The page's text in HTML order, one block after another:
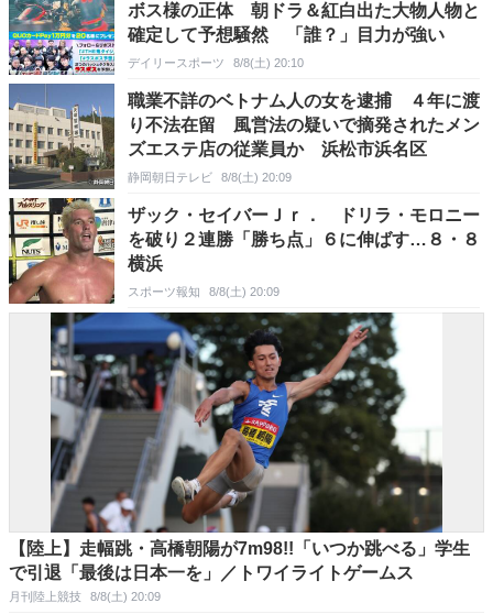
ボス様の正体 朝ドラ＆紅白出た大物人物と
確定して予想騒然 「誰？」目力が強い
デイリースポーツ 8/8(土) 20:10
職業不詳のベトナム人の女を逮捕 ４年に渡
り不法在留 風営法の疑いで摘発されたメン
ズエステ店の従業員か 浜松市浜名区
静岡朝日テレビ 8/8(土) 20:09
ザック・セイバーＪｒ． ドリラ・モロニー
を破り２連勝「勝ち点」６に伸ばす…８・８
横浜
スポーツ報知 8/8(土) 20:09
【陸上】走幅跳・高橋朝陽が7m98!!「いつか跳べる」学生
で引退「最後は日本一を」／トワイライトゲームス
月刊陸上競技 8/8(土) 20:09